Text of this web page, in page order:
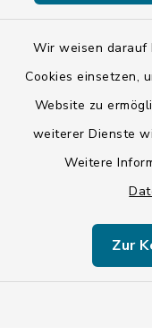
Wir weisen darauf
Cookies einsetzen,
Website zu
weiterer Dienste
Weitere
Zur